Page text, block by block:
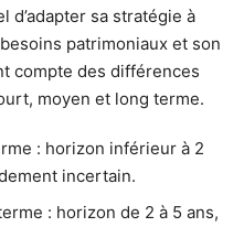
d’adapter sa stratégie à
patrimoniaux et son
compte des différences
moyen et long terme.
: horizon inférieur à 2
incertain.
: horizon de 2 à 5 ans,